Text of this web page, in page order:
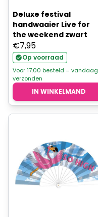
Deluxe festival
handwaaier Live for
the weekend zwart
€7,95
Op voorraad
Voor 17.00 besteld = vandaag
verzonden
IN WINKELMAND